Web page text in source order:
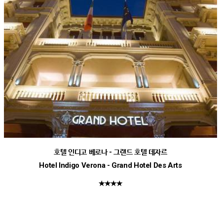
호텔 인디고 베로나 - 그랜드 호텔 데자르
Hotel Indigo Verona - Grand Hotel Des Arts
★★★★